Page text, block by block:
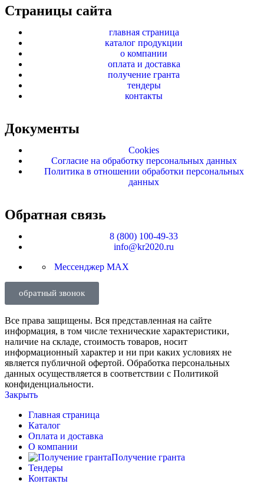
Страницы сайта
главная страница
каталог продукции
о компании
оплата и доставка
получение гранта
тендеры
контакты
Документы
Cookies
Согласие на обработку персональных данных
Политика в отношении обработки персональных
данных
Обратная связь
8 (800) 100-49-33
info@kr2020.ru
Мессенджер MAX
обратный звонок
Все права защищены. Вся представленная на сайте
информация, в том числе технические характеристики,
наличие на складе, стоимость товаров, носит
информационный характер и ни при каких условиях не
является публичной офертой. Обработка персональных
данных осуществляется в соответствии с Политикой
конфиденциальности.
Закрыть
Главная страница
Каталог
Оплата и доставка
О компании
Получение гранта
Тендеры
Контакты